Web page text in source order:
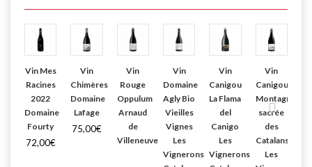
Vin Mes
Racines
2022
Domaine
Fourty
72,00€
Vin
Chimères
Domaine
Lafage
75,00€
Vin
Rouge
Oppulum
Arnaud
de
Villeneuve
Vin
Domaine
Agly Bio
Vieilles
Vignes
Les
Vignerons
Vin
Canigou
La Flama
del
Canigo
Les
Vignerons
Vin
Canigou
Montagne
sacrée
des
Catalans
Les